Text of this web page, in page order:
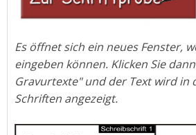
Es öffnet sich ein neues Fenster,
eingeben können. Klicken Sie
Gravurtexte" und der Text wird in
Schriften angezeigt.